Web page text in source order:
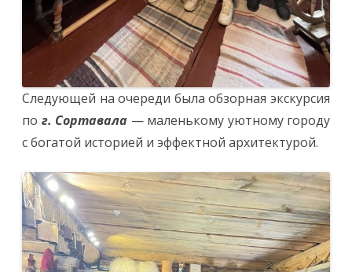
Следующей на очереди была обзорная экскурсия
по г. Сортавала — маленькому уютному городу
с богатой историей и эффектной архитектурой.